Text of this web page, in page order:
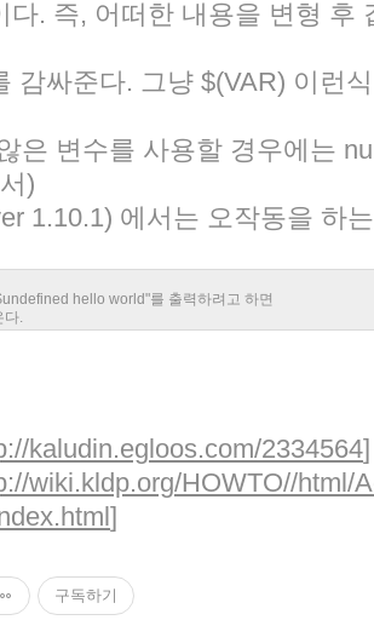
다. 즉, 어떠한 내용을 변형 후
감싸준다. 그냥 $(VAR) 이런
은 변수를 사용할 경우에는
)
1.10.1) 에서는 오작동을 하
hello world"를 출력하려고 하면
다.
kaludin.egloos.com/2334564]
wiki.kldp.org/HOWTO//html/
]
구독하기